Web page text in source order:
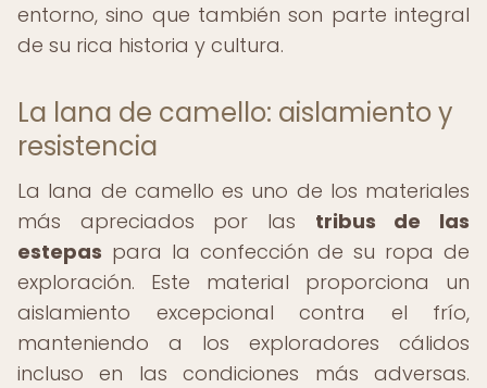
entorno, sino que también son parte integral
de su rica historia y cultura.
La lana de camello: aislamiento y
resistencia
La lana de camello es uno de los materiales
más apreciados por las tribus de las
estepas para la confección de su ropa de
exploración. Este material proporciona un
aislamiento excepcional contra el frío,
manteniendo a los exploradores cálidos
incluso en las condiciones más adversas.